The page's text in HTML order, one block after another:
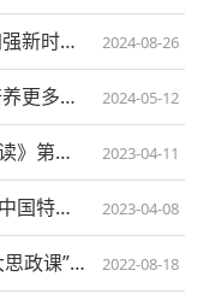
中共中央 国务院关于弘扬教育家精神加强新时代高素质专业化教师队伍建设的意见 2024-08-26
不断开创新时代思政教育新局面 努力培养更多让党放心爱国奉献担当民族复兴重任的时代新人 2024-05-12
中共中央发出关于学习《习近平著作选读》第一卷、第二卷的通知 2023-04-11
中共中央发出关于印发《习近平新时代中国特色社会主义思想学习纲要（2023年版）》的通知 2023-04-08
教育部等十部门关于印发《全面推进“大思政课”建设的工作方案》的通知 2022-08-18